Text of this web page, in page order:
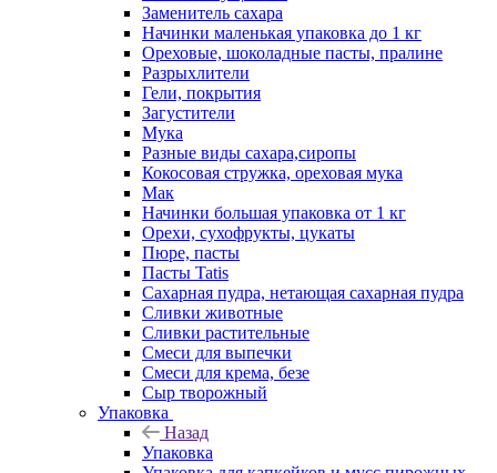
Заменитель сахара
Начинки маленькая упаковка до 1 кг
Ореховые, шоколадные пасты, пралине
Разрыхлители
Гели, покрытия
Загустители
Мука
Разные виды сахара,сиропы
Кокосовая стружка, ореховая мука
Мак
Начинки большая упаковка от 1 кг
Орехи, сухофрукты, цукаты
Пюре, пасты
Пасты Tatis
Сахарная пудра, нетающая сахарная пудра
Сливки животные
Сливки растительные
Смеси для выпечки
Смеси для крема, безе
Сыр творожный
Упаковка
Назад
Упаковка